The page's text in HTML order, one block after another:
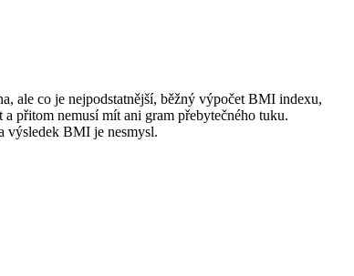
ale co je nejpodstatnější, běžný výpočet BMI indexu,
přitom nemusí mít ani gram přebytečného tuku.
výsledek BMI je nesmysl.